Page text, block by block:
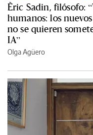
Èric Sadin, filósofo:
humanos: los
no se quieren
IA”
Olga Agüero